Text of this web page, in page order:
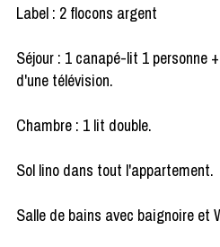
Label : 2 flocons argent
Séjour : 1 canapé-lit 1 personne
d'une télévision.
Chambre : 1 lit double.
Sol lino dans tout l'appartement.
Salle de bains avec baignoire et